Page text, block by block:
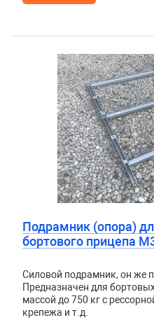
Подрамник (опора)
бортового прицепа
Силовой подрамник, он же
Предназначен для
массой до 750 кг с
крепежа и т.д.